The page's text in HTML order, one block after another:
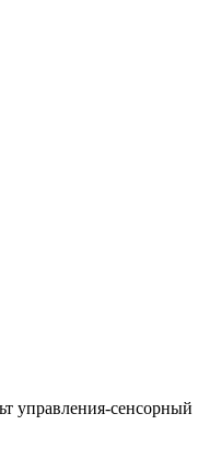
управления-сенсорный